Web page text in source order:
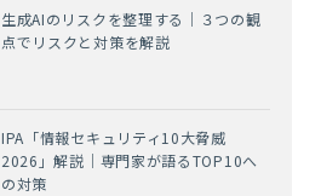
生成AIのリスクを整理する｜３つの観
点でリスクと対策を解説
IPA「情報セキュリティ10大脅威
2026」解説｜専門家が語るTOP10へ
の対策